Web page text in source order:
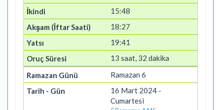
15:48
18:27
19:41
13 saat, 32 dakika
Ramazan 6
16 Mart 2024 -
Cumartesi